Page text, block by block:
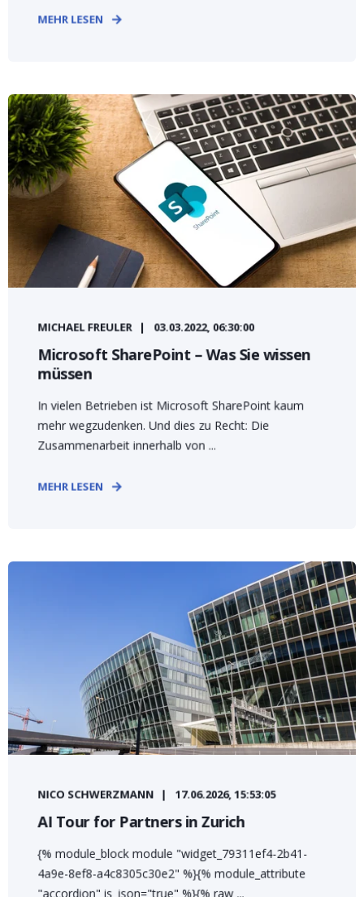
MEHR LESEN
MICHAEL FREULER 03.03.2022, 06:30:00
Microsoft SharePoint – Was Sie wissen
müssen
In vielen Betrieben ist Microsoft SharePoint kaum
mehr wegzudenken. Und dies zu Recht: Die
Zusammenarbeit innerhalb von ...
MEHR LESEN
NICO SCHWERZMANN 17.06.2026, 15:53:05
AI Tour for Partners in Zurich
{% module_block module "widget_79311ef4-2b41-
4a9e-8ef8-a4c8305c30e2" %}{% module_attribute
"accordion" is_json="true" %}{% raw ...